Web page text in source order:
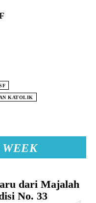
WEEK
dari Majalah
No. 33
KATOLIK